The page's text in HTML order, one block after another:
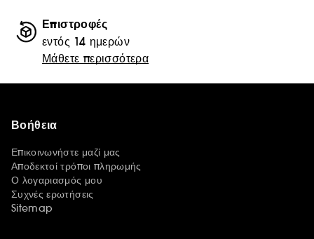
Επιστροφές
εντός 14 ημερών
Μάθετε περισσότερα
Βοήθεια
Επικοινωνήστε μαζί μας
Αποδεκτοί τρόποι πληρωμής
Ο λογαριασμός μου
Συχνές ερωτήσεις
Sitemap